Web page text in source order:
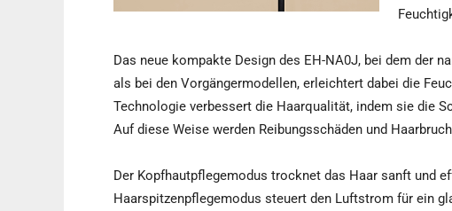
Das neue kompakte Design des EH-NA0J, bei dem der
als bei den Vorgängermodellen, erleichtert dabei die
Technologie verbessert die Haarqualität, indem sie die
Auf diese Weise werden Reibungsschäden und
Der Kopfhautpflegemodus trocknet das Haar sanft und
Haarspitzenpflegemodus steuert den Luftstrom für ein